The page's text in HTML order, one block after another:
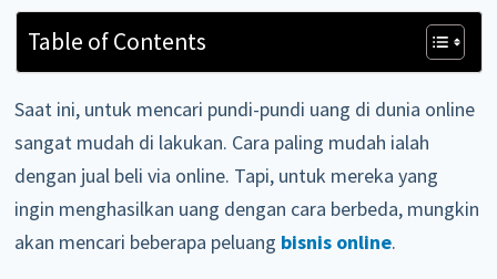
Table of Contents
Saat ini, untuk mencari pundi-pundi uang di dunia online
sangat mudah di lakukan. Cara paling mudah ialah
dengan jual beli via online. Tapi, untuk mereka yang
ingin menghasilkan uang dengan cara berbeda, mungkin
akan mencari beberapa peluang bisnis online.